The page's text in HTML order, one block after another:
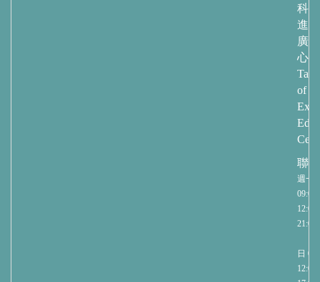
科
進
廣
心
of
聯
週一
09:00-
21:00
日